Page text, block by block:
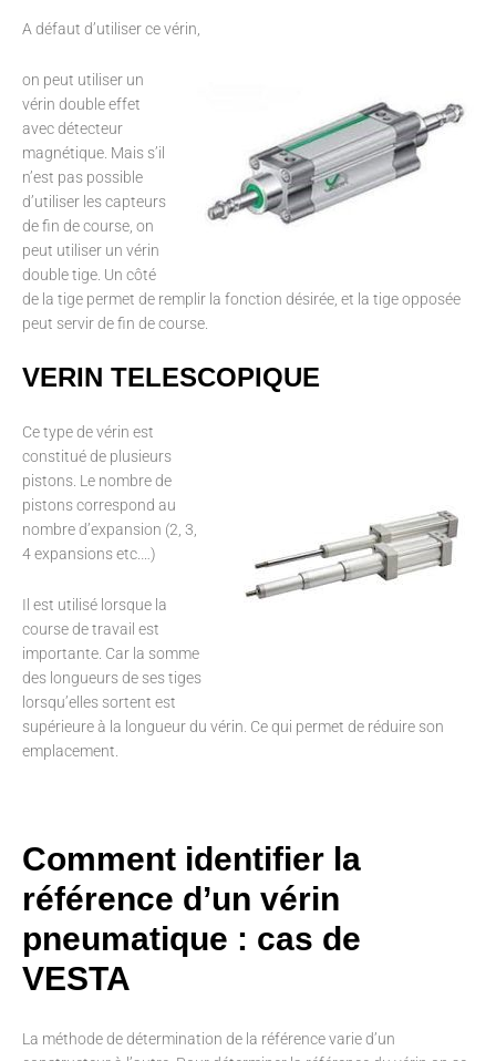
A défaut d’utiliser ce vérin,
on peut utiliser un
vérin double effet
avec détecteur
magnétique. Mais s’il
n’est pas possible
d’utiliser les capteurs
de fin de course, on
peut utiliser un vérin
double tige. Un côté
de la tige permet de remplir la fonction désirée, et la tige opposée
peut servir de fin de course.
VERIN TELESCOPIQUE
Ce type de vérin est
constitué de plusieurs
pistons. Le nombre de
pistons correspond au
nombre d’expansion (2, 3,
4 expansions etc.…)
Il est utilisé lorsque la
course de travail est
importante. Car la somme
des longueurs de ses tiges
lorsqu’elles sortent est
supérieure à la longueur du vérin. Ce qui permet de réduire son
emplacement.
Comment identifier la
référence d’un vérin
pneumatique : cas de
VESTA
La méthode de détermination de la référence varie d’un